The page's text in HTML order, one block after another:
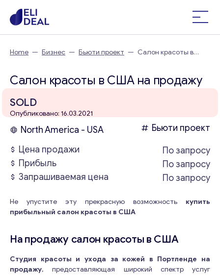
Home — Бизнес — Бьюти проект — Салон красоты в
Салон красоты в США на продажу
SOLD
Опубликовано: 16.03.2021
North America - USA
Бьюти проект
Цена продажи
По запросу
Прибыль
По запросу
Запрашиваемая цена
По запросу
Не упустите эту прекрасную возможность купить
прибыльный салон красоты в США
На продажу салон красоты в США
Студия красоты и ухода за кожей в Портленде на
продажу, предоставляющая широкий спектр услуг